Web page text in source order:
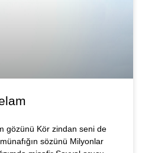
gözünü Kör zindan seni de
sözünü Milyonlar